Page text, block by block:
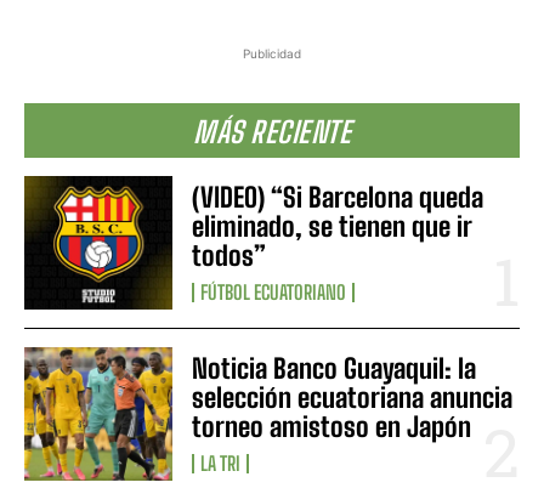
Publicidad
MÁS RECIENTE
(VIDEO) “Si Barcelona queda
eliminado, se tienen que ir
todos”
FÚTBOL ECUATORIANO
Noticia Banco Guayaquil: la
selección ecuatoriana anuncia
torneo amistoso en Japón
LA TRI